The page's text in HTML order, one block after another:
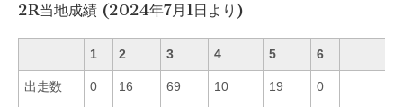
2R当地成績 (2024年7月1日より)
1 2 3 4 5 6
出走数 0 16 69 10 19 0